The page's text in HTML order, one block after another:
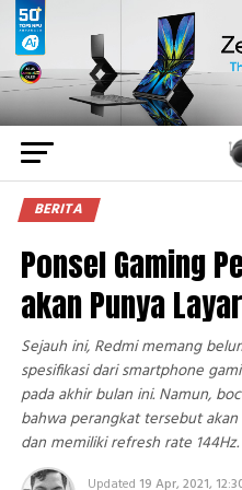
BERITA
Ponsel Gaming
akan Punya
Sejauh ini, Redmi memang
spesifikasi dari smartphone
pada akhir bulan ini. Namun,
bahwa perangkat tersebut
dan memiliki refresh rate 144Hz.
Updated 19 Apr, 2021,